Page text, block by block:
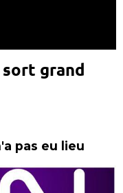
grand
pas eu lieu